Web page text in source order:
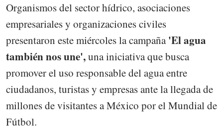
Organismos del sector hídrico, asociaciones
empresariales y organizaciones civiles
presentaron este miércoles la campaña'El agua
también nos une',una iniciativa que busca
promover el uso responsable del agua entre
ciudadanos, turistas y empresas ante la llegada de
millones de visitantes a México por el Mundial de
Fútbol.